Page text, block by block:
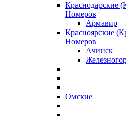
Краснодарские
Номеров
Армавир
Красноярские
Номеров
Ачинск
Омские